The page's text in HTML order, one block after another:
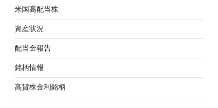
米国高配当株
資産状況
配当金報告
銘柄情報
高貸株金利銘柄